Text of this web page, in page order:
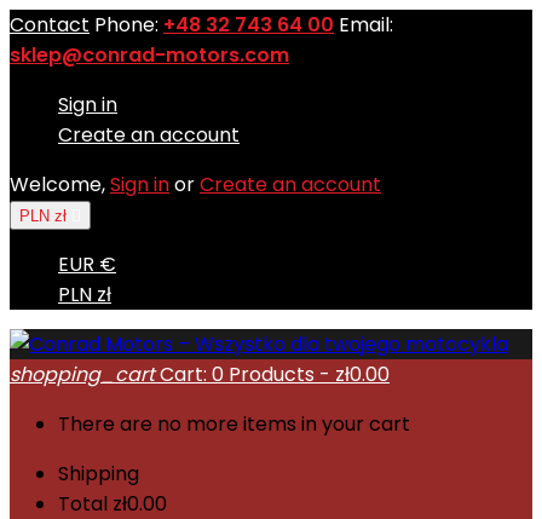
Contact Phone: +48 32 743 64 00 Email:
sklep@conrad-motors.com
Sign in
Create an account
Welcome,Sign inorCreate an account
PLN zł
EUR €
PLN zł
shopping_cartCart: 0 Products - zł0.00
There are no more items in your cart
Shipping
Total zł0.00